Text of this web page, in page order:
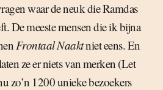
waar de neuk die Ramdas
De meeste mensen die ik bijna
Frontaal Naaktniet eens. En
ze er niets van merken (Let
zo’n 1200 unieke bezoekers